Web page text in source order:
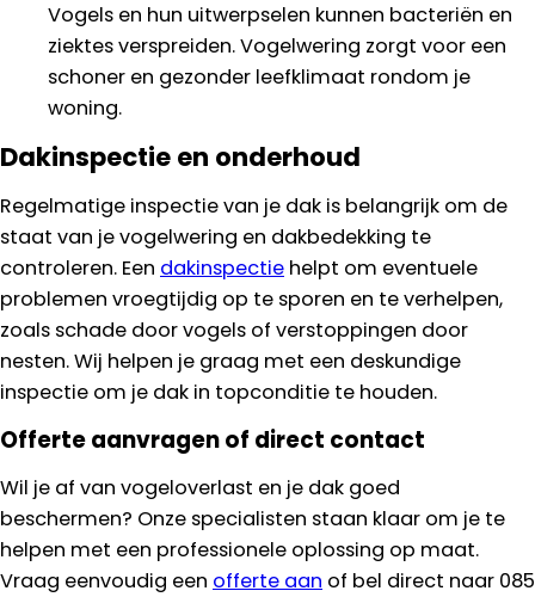
Vogels en hun uitwerpselen kunnen bacteriën en
ziektes verspreiden. Vogelwering zorgt voor een
schoner en gezonder leefklimaat rondom je
woning.
Dakinspectie en onderhoud
Regelmatige inspectie van je dak is belangrijk om de
staat van je vogelwering en dakbedekking te
controleren. Een dakinspectie helpt om eventuele
problemen vroegtijdig op te sporen en te verhelpen,
zoals schade door vogels of verstoppingen door
nesten. Wij helpen je graag met een deskundige
inspectie om je dak in topconditie te houden.
Offerte aanvragen of direct contact
Wil je af van vogeloverlast en je dak goed
beschermen? Onze specialisten staan klaar om je te
helpen met een professionele oplossing op maat.
Vraag eenvoudig een offerte aan of bel direct naar 085